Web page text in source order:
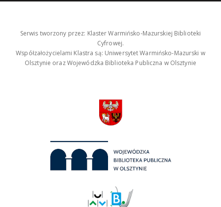
Serwis tworzony przez: Klaster Warmińsko-Mazurskiej Biblioteki
Cyfrowej.
Współzałożycielami Klastra są: Uniwersytet Warmińsko-Mazurski w
Olsztynie oraz Wojewódzka Biblioteka Publiczna w Olsztynie